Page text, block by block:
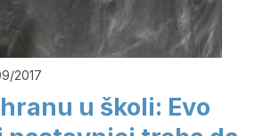
2017
u školi: Evo